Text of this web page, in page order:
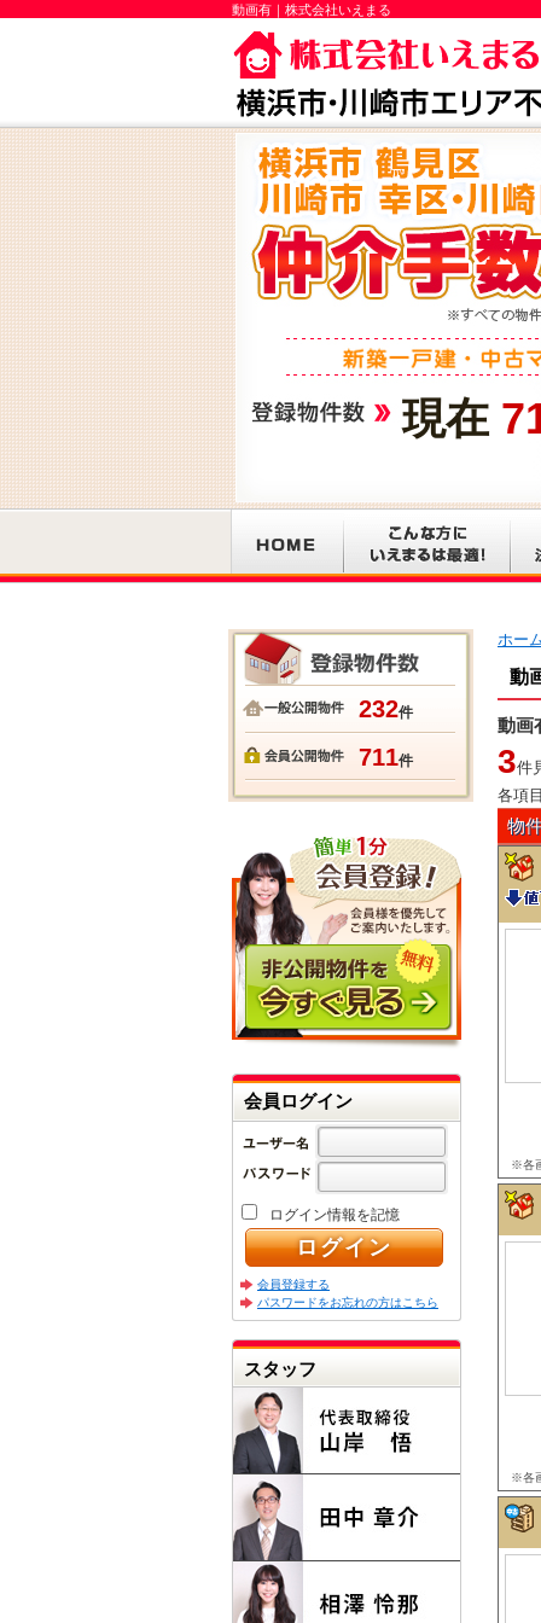
動画有｜株式会社いえまる
現在
ホー
動
動画
3件
各項
物
※各
※各
232件
711件
会員ログイン
ログイン情報を記憶
会員登録する
パスワードをお忘れの方はこちら
スタッフ